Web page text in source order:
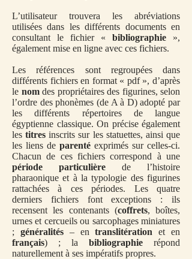
L’utilisateur trouvera les abréviations
utilisées dans les différents documents en
consultant le fichier « bibliographie »,
également mise en ligne avec ces fichiers.
Les références sont regroupées dans
différents fichiers en format « pdf », d’après
le nomdes propriétaires des figurines, selon
l’ordre des phonèmes (de A à D) adopté par
les différents répertoires de langue
égyptienne classique. On précise également
lestitres inscrits sur les statuettes, ainsi que
les liens de parenté exprimés sur celles-ci.
Chacun de ces fichiers correspond à une
période particulière de l’histoire
pharaonique et à la typologie des figurines
rattachées à ces périodes. Les quatre
derniers fichiers font exceptions : ils
recensent les contenants (coffrets, boîtes,
urnes et cercueils ou sarcophages miniatures
; généralités– entranslitération et en
français) ; la bibliographie répond
naturellement à ses impératifs propres.